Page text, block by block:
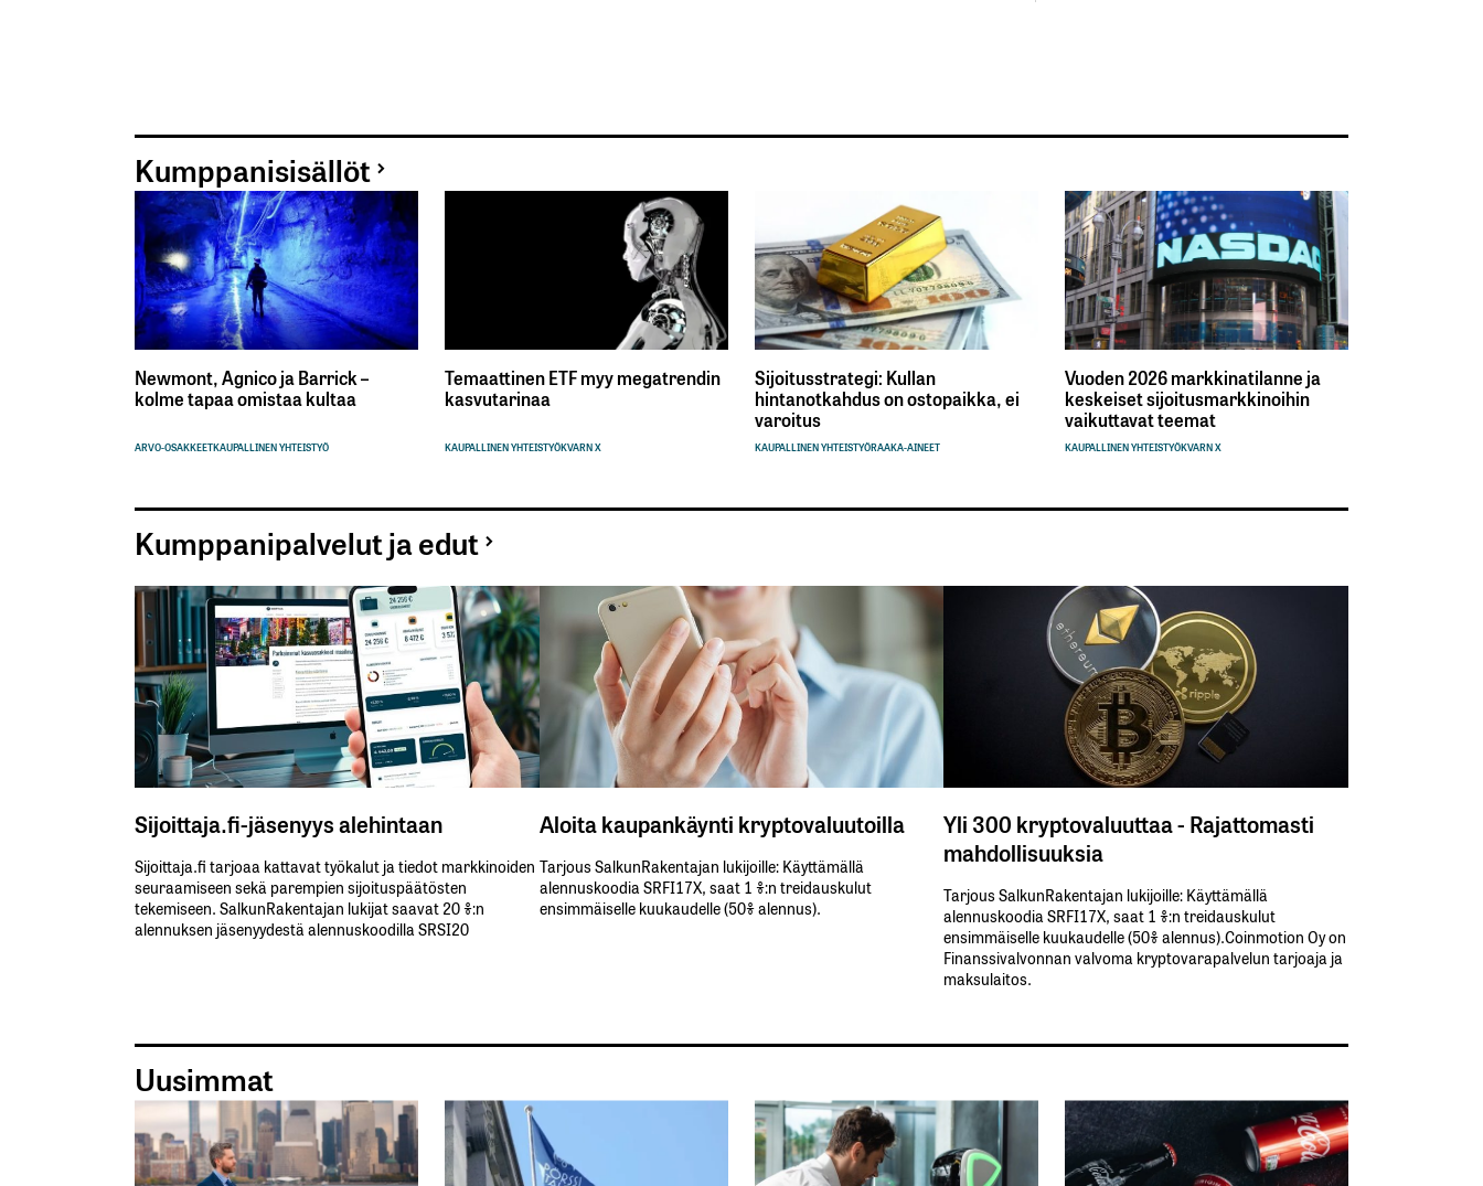
Kumppanisisällöt
Newmont, Agnico ja Barrick –
kolme tapaa omistaa kultaa
ARVO-OSAKKEETKAUPALLINEN YHTEISTYÖ
Temaattinen ETF myy megatrendin
kasvutarinaa
KAUPALLINEN YHTEISTYÖKVARN X
Sijoitusstrategi: Kullan
hintanotkahdus on ostopaikka, ei
varoitus
KAUPALLINEN YHTEISTYÖRAAKA-AINEET
Vuoden 2026 markkinatilanne ja
keskeiset sijoitusmarkkinoihin
vaikuttavat teemat
KAUPALLINEN YHTEISTYÖKVARN X
Kumppanipalvelut ja edut
Sijoittaja.fi-jäsenyys alehintaan
Sijoittaja.fi tarjoaa kattavat työkalut ja tiedot markkinoiden
seuraamiseen sekä parempien sijoituspäätösten
tekemiseen. SalkunRakentajan lukijat saavat 20 %:n
alennuksen jäsenyydestä alennuskoodilla SRSI20
Aloita kaupankäynti kryptovaluutoilla
Tarjous SalkunRakentajan lukijoille: Käyttämällä​ ​
alennuskoodia​ ​SRFI17X,​ ​saat​ ​1 %:n treidauskulut​ ​
ensimmäiselle​ ​kuukaudelle​ ​(50%​ ​alennus).
Yli 300 kryptovaluuttaa - Rajattomasti
mahdollisuuksia
Tarjous SalkunRakentajan lukijoille: Käyttämällä​ ​
alennuskoodia​ ​SRFI17X,​ ​saat​ ​1 %:n treidauskulut​ ​
ensimmäiselle​ ​kuukaudelle​ ​(50%​ ​alennus).Coinmotion Oy on
Finanssivalvonnan valvoma kryptovarapalvelun tarjoaja ja
maksulaitos.
Uusimmat